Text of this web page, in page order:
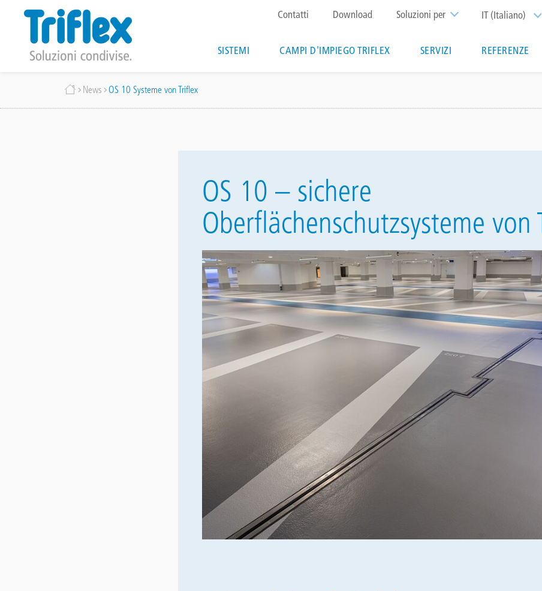
contenuto
IT (Italiano)
Soluzioni per
Top
menu
Contatti Download
Main
SISTEMI CAMPI D'IMPIEGO TRIFLEX SERVIZI REFERENZE
Briciole
News OS 10 Systeme von Triflex
OS 10 – sichere
Oberflächenschutzsysteme von